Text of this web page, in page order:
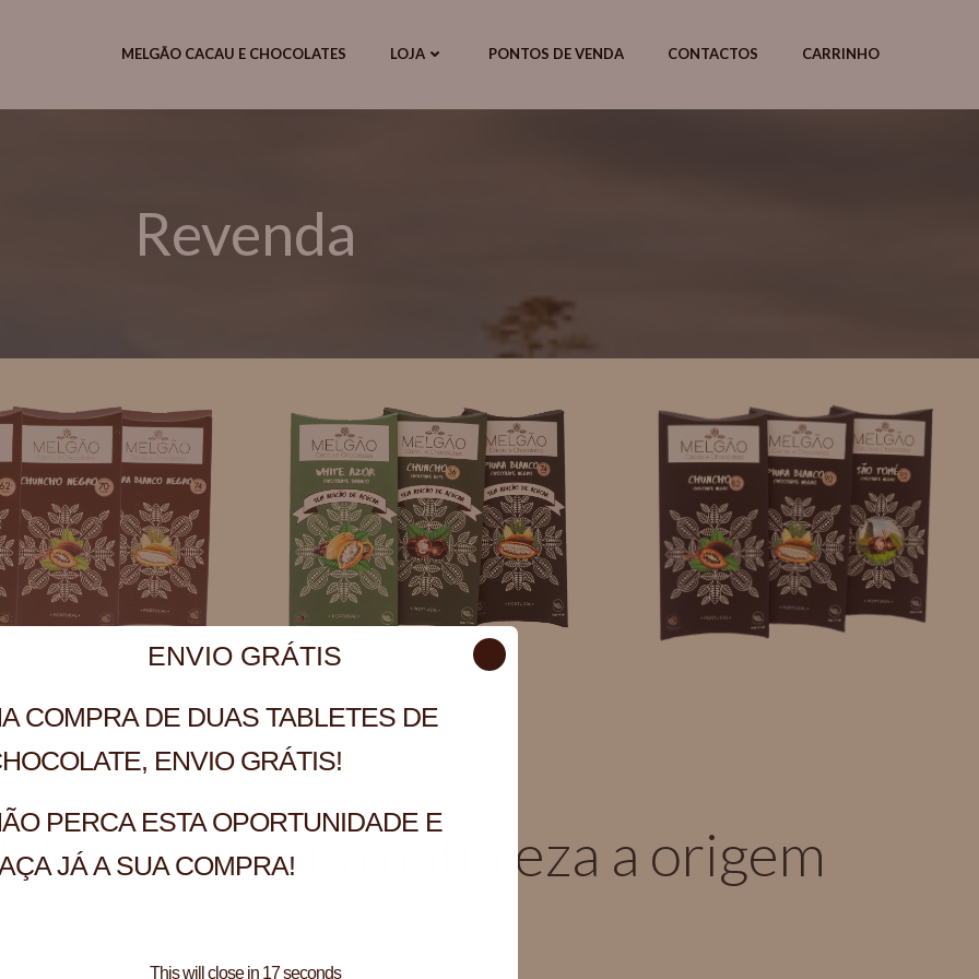
MELGÃO CACAU E CHOCOLATES LOJA PONTOS DE VENDA CONTACTOS CARRINHO
Revenda
tem na sua natureza a origem
ENVIO GRÁTIS ✕
COMPRA DE DUAS TABLETES DE
ENVIO GRÁTIS!
PERCA ESTA OPORTUNIDADE E
JÁ A SUA COMPRA!
This will close in 16seconds